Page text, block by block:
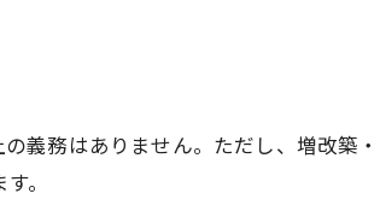
義務はありません。ただし、増改築
。